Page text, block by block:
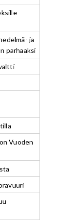
ja
parhaaksi
Vuoden